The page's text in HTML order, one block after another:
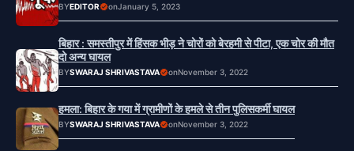
BYEDITOR onJanuary 5, 2023
बिहार : समस्तीपुर में हिंसक भीड़ ने चोरों को बेरहमी से पीटा, एक चोर की मौत
दो अन्य घायल
BYSWARAJ SHRIVASTAVA onNovember 3, 2022
हमला: बिहार के गया में ग्रामीणों के हमले से तीन पुलिसकर्मी घायल
BYSWARAJ SHRIVASTAVA onNovember 3, 2022